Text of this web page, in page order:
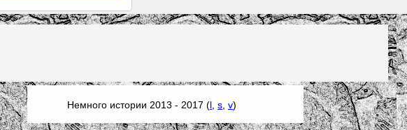
Немного истории 2013 - 2017 (l ,s ,v)